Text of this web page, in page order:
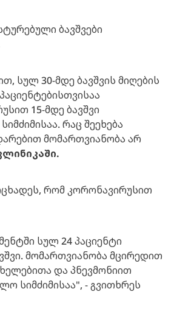
ბავშვები
სულ 30-მდე ბავშვის მიღების
15-მდე ბავშვი
რაც შეეხება
მომართვიანობა არ
რომ კორონავირუსით
სულ 24 პაციენტი
მომართვიანობა მცირედით
და პნევმონიით
სიმძიმისაა", - გვითხრეს